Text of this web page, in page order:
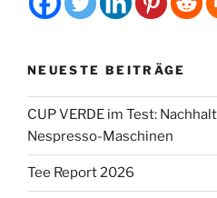
NEUESTE BEITRÄGE
CUP VERDE im Test:
Nespresso-Maschinen
Tee Report 2026